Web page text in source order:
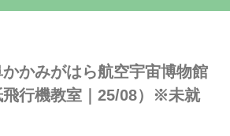
かみがはら航空宇宙博物館
飛行機教室｜25/08）※未就